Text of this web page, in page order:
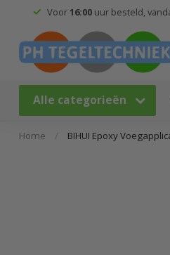
Voor16:00uur besteld,
Alle categorieën
Home / BIHUI Epoxy